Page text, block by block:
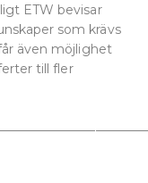
ETW bevisar
som krävs
även möjlighet
till fler